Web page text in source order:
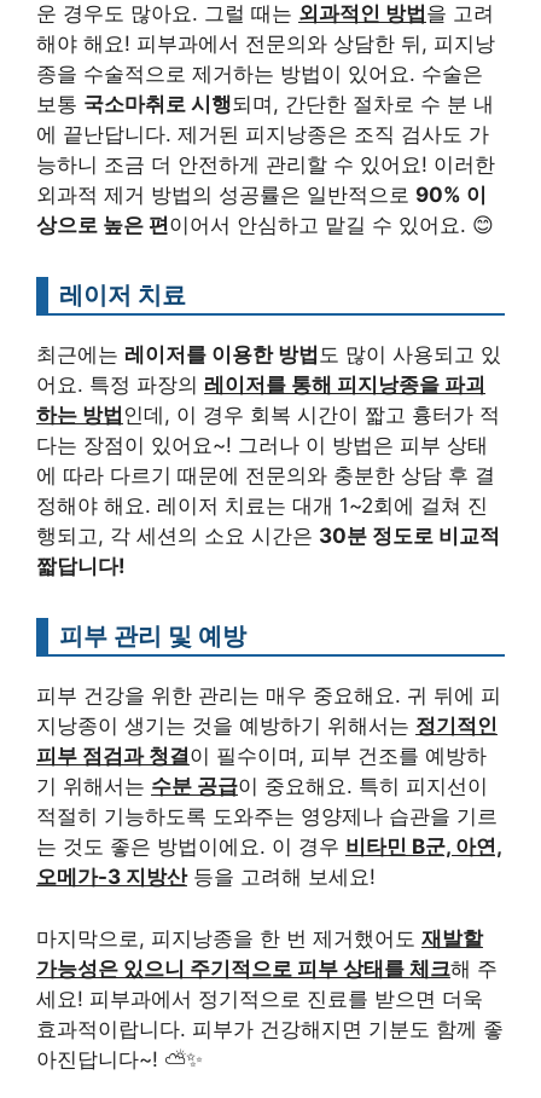
운 경우도 많아요. 그럴 때는 외과적인 방법 을 고려
해야 해요! 피부과에서 전문의와 상담한 뒤, 피지낭
종을 수술적으로 제거하는 방법이 있어요. 수술은
보통 국소마취로 시행되며, 간단한 절차로 수 분 내
에 끝난답니다. 제거된 피지낭종은 조직 검사도 가
능하니 조금 더 안전하게 관리할 수 있어요! 이러한
외과적 제거 방법의 성공률은 일반적으로 90% 이
상으로 높은 편이어서 안심하고 맡길 수 있어요. 😊
레이저 치료
최근에는 레이저를 이용한 방법 도 많이 사용되고 있
어요. 특정 파장의 레이저를 통해 피지낭종을 파괴
하는 방법 인데, 이 경우 회복 시간이 짧고 흉터가 적
다는 장점이 있어요~! 그러나 이 방법은 피부 상태
에 따라 다르기 때문에 전문의와 충분한 상담 후 결
정해야 해요. 레이저 치료는 대개 1~2회에 걸쳐 진
행되고, 각 세션의 소요 시간은 30분 정도로 비교적
짧답니다!
피부 관리 및 예방
피부 건강을 위한 관리는 매우 중요해요. 귀 뒤에 피
지낭종이 생기는 것을 예방하기 위해서는 정기적인
피부 점검과 청결이 필수이며, 피부 건조를 예방하
기 위해서는 수분 공급이 중요해요. 특히 피지선이
적절히 기능하도록 도와주는 영양제나 습관을 기르
는 것도 좋은 방법이에요. 이 경우 비타민 B군, 아연,
오메가-3 지방산등을 고려해 보세요!
마지막으로, 피지낭종을 한 번 제거했어도 재발할
가능성은 있으니 주기적으로 피부 상태를 체크해 주
세요! 피부과에서 정기적으로 진료를 받으면 더욱
효과적이랍니다. 피부가 건강해지면 기분도 함께 좋
아진답니다~! ⛅✨